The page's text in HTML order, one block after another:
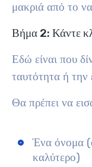
μακριά από το
Βήμα 2: Κάντε
Εδώ είναι που
ταυτότητα ή την
Θα πρέπει να
Ένα όνομα
καλύτερο)